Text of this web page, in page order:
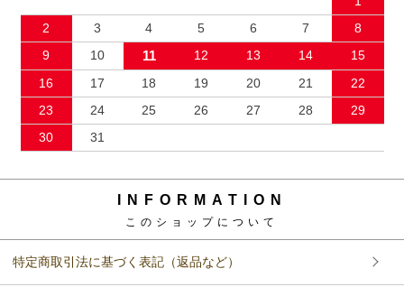
2
3 4 5 6 7
8
9
10 11 12 13 14
15
16
17 18 19 20 21
22
23
24 25 26 27 28
29
30
31
INFORMATION
このショップについて
特定商取引法に基づく表記（返品など）